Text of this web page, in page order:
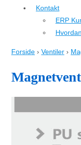
Kontakt
ERP
Forside › Ventiler ›